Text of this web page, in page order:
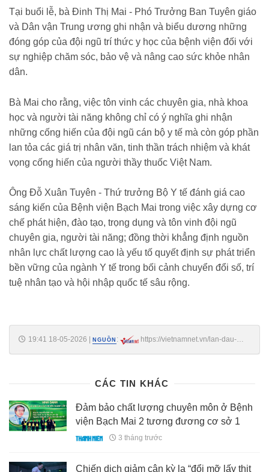
Tại buổi lễ, bà Đinh Thị Mai - Phó Trưởng Ban Tuyên giáo
và Dân vận Trung ương ghi nhận và biểu dương những
đóng góp của đội ngũ trí thức y học của bệnh viện đối với
sự nghiệp chăm sóc, bảo vệ và nâng cao sức khỏe nhân
dân.
Bà Mai cho rằng, việc tôn vinh các chuyên gia, nhà khoa
học và người tài năng không chỉ có ý nghĩa ghi nhận
những cống hiến của đội ngũ cán bộ y tế mà còn góp phần
lan tỏa các giá trị nhân văn, tinh thần trách nhiệm và khát
vọng cống hiến của người thầy thuốc Việt Nam.
Ông Đỗ Xuân Tuyên - Thứ trưởng Bộ Y tế đánh giá cao
sáng kiến của Bệnh viện Bạch Mai trong việc xây dựng cơ
chế phát hiện, đào tạo, trọng dụng và tôn vinh đội ngũ
chuyên gia, người tài năng; đồng thời khẳng định nguồn
nhân lực chất lượng cao là yếu tố quyết định sự phát triển
bền vững của ngành Y tế trong bối cảnh chuyển đổi số, trí
tuệ nhân tạo và hội nhập quốc tế sâu rộng.
19:41 18-05-2026 | NGUỒN :
https://vietnamnet.vn/lan-dau-
CÁC TIN KHÁC
Đảm bảo chất lượng chuyên môn ở Bệnh
viện Bạch Mai 2 tương đương cơ sở 1
3 tháng trước
Chiến dịch giảm cân kỳ lạ “đổi mỡ lấy thịt